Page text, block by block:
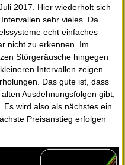
2017. Hier wiederholt sich
sehr vieles. Da
echt einfaches
nicht zu erkennen. Im
Störgeräusche hingegen
Intervallen zeigen
Das gute ist, dass
Ausdehnungsfolgen gibt,
wird also als nächstes ein
Preisanstieg erfolgen